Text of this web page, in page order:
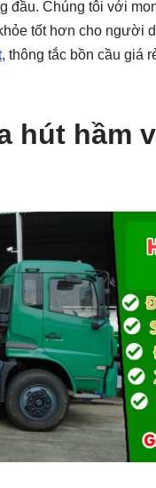
Chúng tôi với
tốt hơn cho người
, thông tắc bồn cầu giá
hút hầm